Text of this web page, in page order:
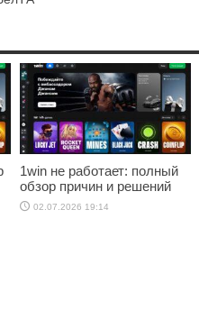
1win не работает: полный
обзор причин и решений
02.07.2026 19:14